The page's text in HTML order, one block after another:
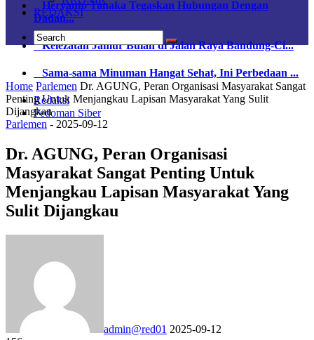
Heryanto Tanaka Tegaskan Hubungan Dengan
Dadan...
Kelezatan Jamur Bulan di Jalan Raya Bandung-Ci...
Sama-sama Minuman Hangat Sehat, Ini Perbedaan ...
Redaksi
Pedoman Siber
REDAKSI
Home Parlemen Dr. AGUNG, Peran Organisasi Masyarakat Sangat
Penting Untuk Menjangkau Lapisan Masyarakat Yang Sulit
Dijangkau
Parlemen - 2025-09-12
Dr. AGUNG, Peran Organisasi
Masyarakat Sangat Penting Untuk
Menjangkau Lapisan Masyarakat Yang
Sulit Dijangkau
admin@red01 2025-09-12